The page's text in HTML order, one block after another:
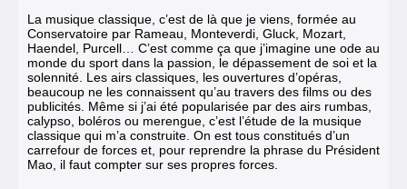
La musique classique, c’est de là que je viens, formée au
Conservatoire par Rameau, Monteverdi, Gluck, Mozart,
Haendel, Purcell… C’est comme ça que j’imagine une ode au
monde du sport dans la passion, le dépassement de soi et la
solennité. Les airs classiques, les ouvertures d’opéras,
beaucoup ne les connaissent qu’au travers des films ou des
publicités. Même si j’ai été popularisée par des airs rumbas,
calypso, boléros ou merengue, c’est l’étude de la musique
classique qui m’a construite. On est tous constitués d’un
carrefour de forces et, pour reprendre la phrase du Président
Mao, il faut compter sur ses propres forces.